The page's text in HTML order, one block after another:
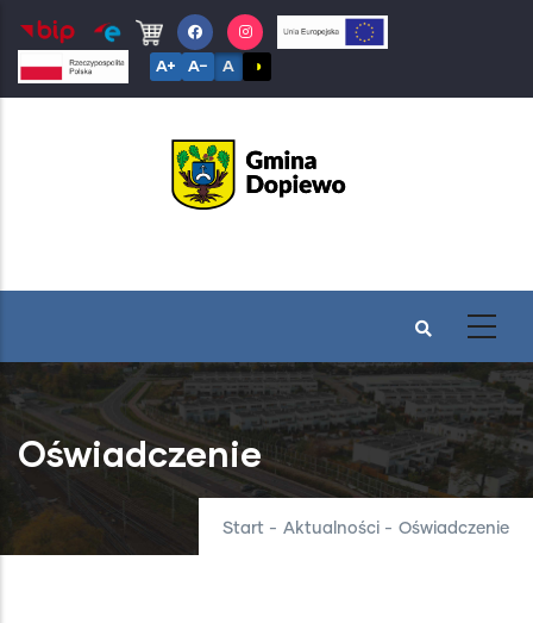
Przejdź
do
treści
A+ A− A ◑
Oświadczenie
Start - Aktualności - Oświadczenie